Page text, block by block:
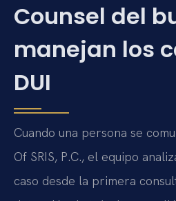
Counsel del
manejan los
DUI
Cuando una persona se
Of SRIS, P.C., el equipo
caso desde la primera